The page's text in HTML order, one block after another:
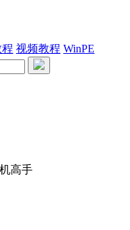
视频教程 WinPE
高手